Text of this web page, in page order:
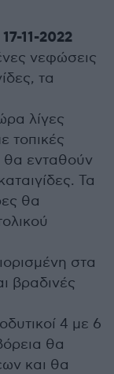
11-2022
νεφώσεις
τα
λίγες
τοπικές
θα ενταθούν
Τα
θα
στα
βραδινές
4 με 6
θα
και θα